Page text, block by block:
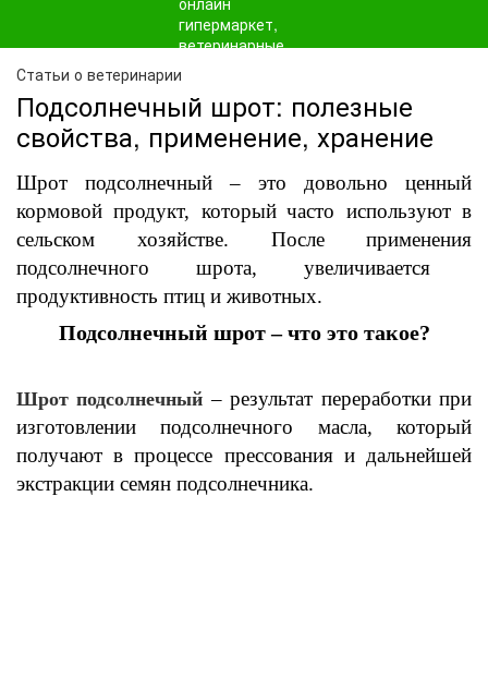
Статьи о ветеринарии
Подсолнечный шрот: полезные
свойства, применение, хранение
Шрот подсолнечный – это довольно ценный
кормовой продукт, который часто используютв
сельском хозяйстве. После
применения
подсолнечного шрота, увеличивается
продуктивность птиц и животных.
Подсолнечный шрот – что это такое?
Шрот подсолнечный – результат переработки при
изготовлении подсолнечного масла, который
получают в процессе прессования и дальнейшей
экстракции семян подсолнечника.